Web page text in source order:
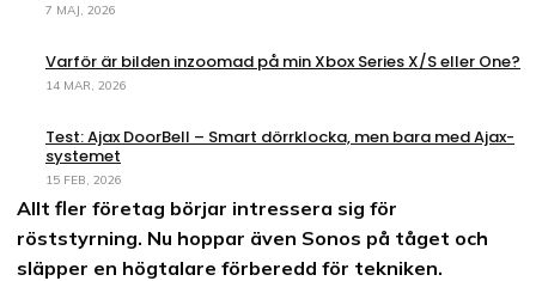
7 MAJ, 2026
Varför är bilden inzoomad på min Xbox Series X/S eller One?
14 MAR, 2026
Test: Ajax DoorBell – Smart dörrklocka, men bara med Ajax-
systemet
15 FEB, 2026
Allt fler företag börjar intressera sig för
röststyrning. Nu hoppar även Sonos på tåget och
släpper en högtalare förberedd för tekniken.